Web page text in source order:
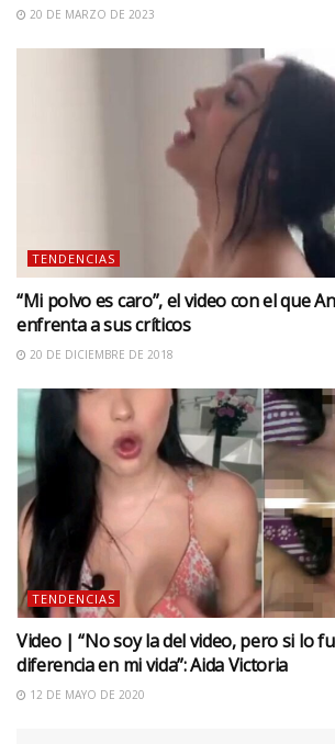
20 DE MARZO DE 2023
TENDENCIAS
“Mi polvo es caro”, el video con el que
enfrenta a sus críticos
20 DE DICIEMBRE DE 2018
TENDENCIAS
Video | “No soy la del video, pero si lo
diferencia en mi vida”: Aida Victoria
12 DE MAYO DE 2020